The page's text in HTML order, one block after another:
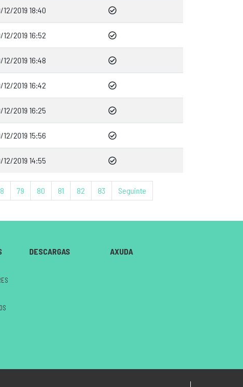
12/2019 18:40
12/2019 16:52
12/2019 16:48
12/2019 16:42
12/2019 16:25
12/2019 15:56
12/2019 14:55
79 80 81 82 83 Seguinte
DESCARGAS AXUDA